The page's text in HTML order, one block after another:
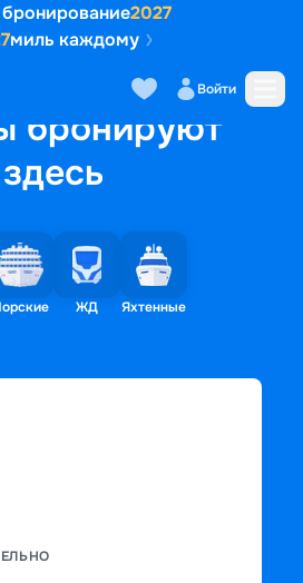
2027
миль каждому
Войти
бронируют
здесь
ЖД Яхтенные